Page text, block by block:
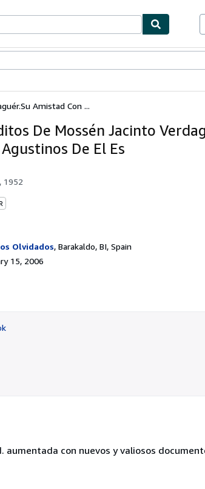
Amistad Con ...
De Mossén Jacinto
De El Es
1952
Olvidados, Barakaldo, BI, Spain
15, 2006
con nuevos y valiosos